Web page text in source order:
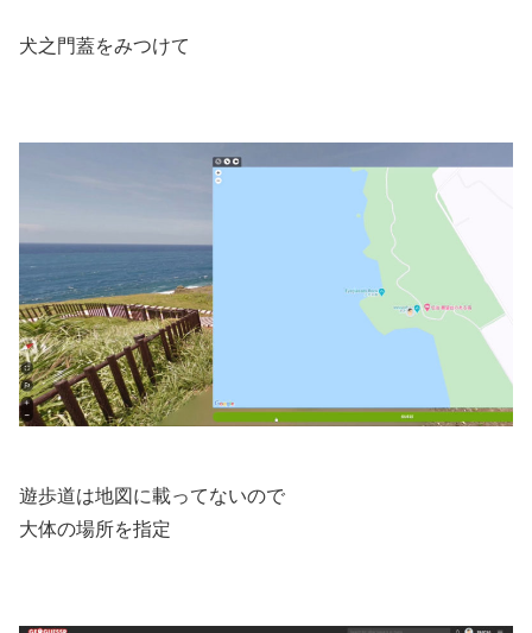
犬之門蓋をみつけて
遊歩道は地図に載ってないので
大体の場所を指定